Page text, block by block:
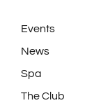
Events
News
Spa
The Club